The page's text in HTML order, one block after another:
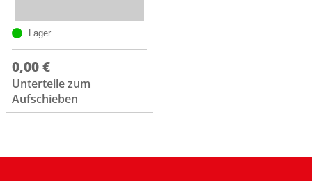
Lager
0,00 €
Unterteile zum
Aufschieben